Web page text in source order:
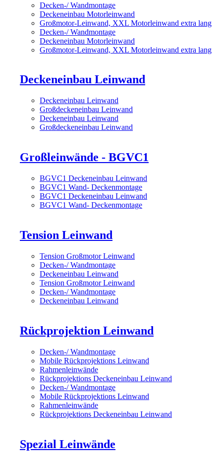
Decken-/ Wandmontage
Deckeneinbau Motorleinwand
Großmotor-Leinwand, XXL Motorleinwand extra lang
Decken-/ Wandmontage
Deckeneinbau Motorleinwand
Großmotor-Leinwand, XXL Motorleinwand extra lang
Deckeneinbau Leinwand
Deckeneinbau Leinwand
Großdeckeneinbau Leinwand
Deckeneinbau Leinwand
Großdeckeneinbau Leinwand
Großleinwände - BGVC1
BGVC1 Deckeneinbau Leinwand
BGVC1 Wand- Deckenmontage
BGVC1 Deckeneinbau Leinwand
BGVC1 Wand- Deckenmontage
Tension Leinwand
Tension Großmotor Leinwand
Decken-/ Wandmontage
Deckeneinbau Leinwand
Tension Großmotor Leinwand
Decken-/ Wandmontage
Deckeneinbau Leinwand
Rückprojektion Leinwand
Decken-/ Wandmontage
Mobile Rückprojektions Leinwand
Rahmenleinwände
Rückprojektions Deckeneinbau Leinwand
Decken-/ Wandmontage
Mobile Rückprojektions Leinwand
Rahmenleinwände
Rückprojektions Deckeneinbau Leinwand
Spezial Leinwände